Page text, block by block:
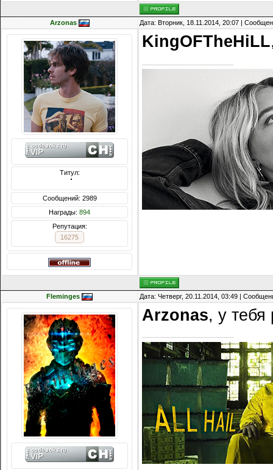
Arzonas Дата: Вторник, 18.11.2014, 20:07 |
Титул:
  ̍̍̍̍̍̍̍̍̍̍̍̍̍̍̍̍̍̍̍̍̍̍̍̍̍̍̍̍̍̍̍̍̍̍̍̍̍̍̍̍̍̍̍̍̍̍
Сообщений: 2989
Награды: 894
Репутация:
16275
KingOFTheHiLL
Fleminges Дата: Четверг, 20.11.2014, 03:49 |
Arzonas, у тебя